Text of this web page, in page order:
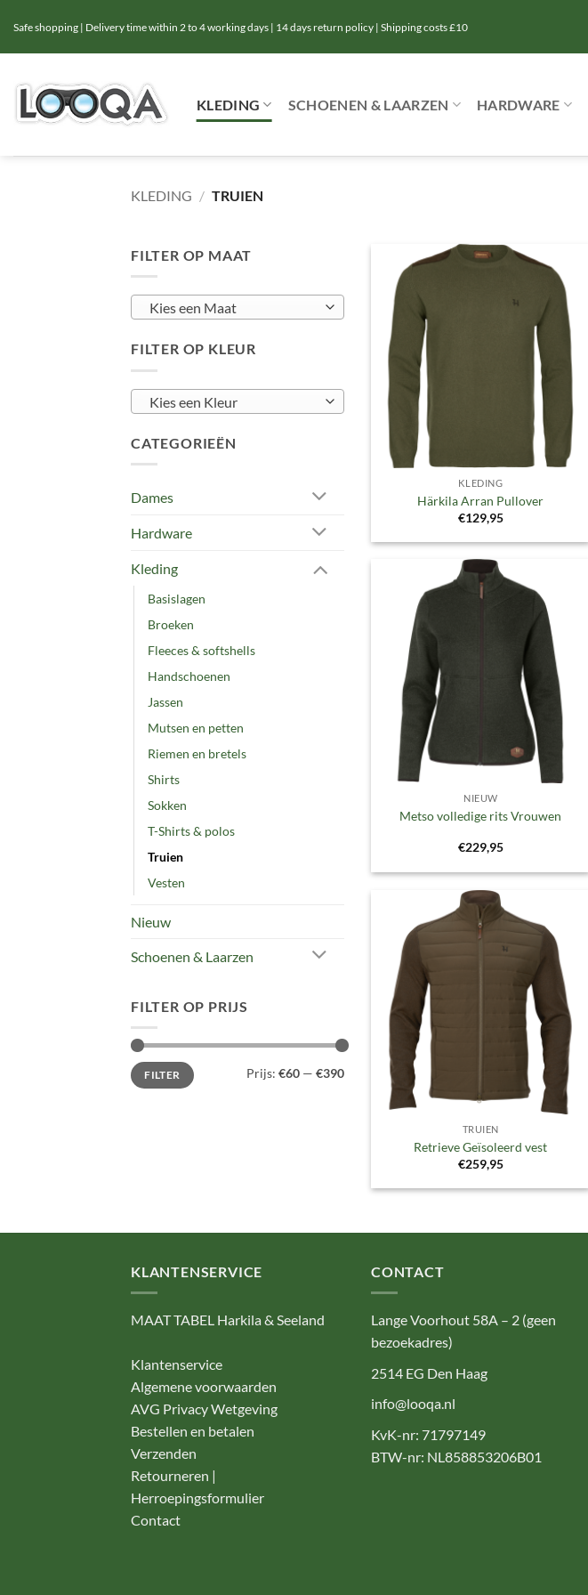
naar
inhoud
Safe shopping | Delivery time within 2 to 4 working days | 14 days return policy | Shipping costs £10
KLEDING SCHOENEN & LAARZEN HARDWARE
KLEDING / TRUIEN
FILTER OP MAAT
Kies een Maat
FILTER OP KLEUR
Kies een Kleur
CATEGORIEËN
Dames
Hardware
Kleding
Basislagen
Broeken
Fleeces & softshells
Handschoenen
Jassen
Mutsen en petten
Riemen en bretels
Shirts
Sokken
T-Shirts & polos
Truien
Vesten
Nieuw
Schoenen & Laarzen
FILTER OP PRIJS
Min.
prijs
Max.
prijsFILTER Prijs: €60 — €390
Toevoegen
aan
verlanglijst
KLEDING
Härkila Arran Pullover
€129,95
Toevoegen
aan
verlanglijst
NIEUW
Metso volledige rits Vrouwen
€229,95
Toevoegen
aan
verlanglijst
TRUIEN
Retrieve Geïsoleerd vest
€259,95
KLANTENSERVICE
MAAT TABEL Harkila & Seeland
Klantenservice
Algemene voorwaarden
AVG Privacy Wetgeving
Bestellen en betalen
Verzenden
Retourneren |
Herroepingsformulier
Contact
CONTACT
Lange Voorhout 58A – 2 (geen
bezoekadres)
2514 EG Den Haag
info@looqa.nl
KvK-nr: 71797149
BTW-nr: NL858853206B01